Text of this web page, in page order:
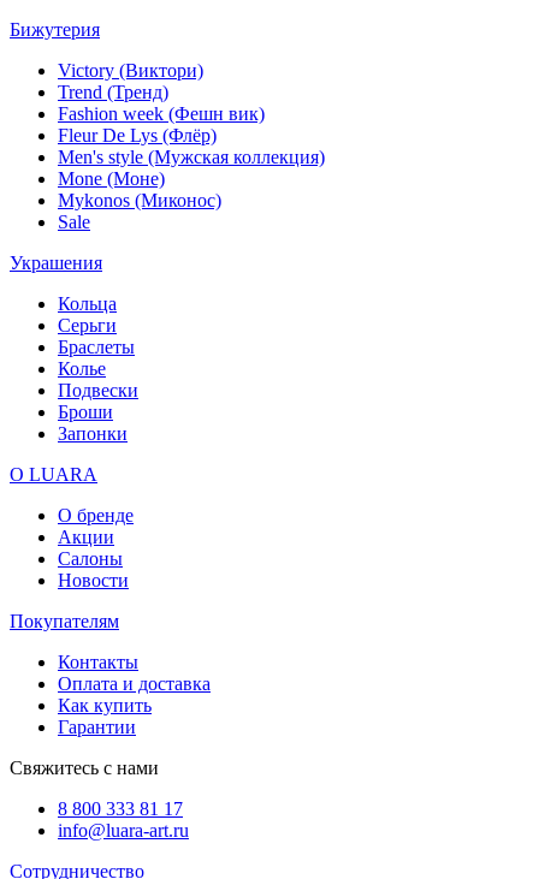
Бижутерия
Victory (Виктори)
Trend (Тренд)
Fashion week (Фешн вик)
Fleur De Lys (Флёр)
Men's style (Мужская коллекция)
Mone (Моне)
Mykonos (Миконос)
Sale
Украшения
Кольца
Серьги
Браслеты
Колье
Подвески
Броши
Запонки
О LUARA
О бренде
Акции
Салоны
Новости
Покупателям
Контакты
Оплата и доставка
Как купить
Гарантии
Свяжитесь с нами
8 800 333 81 17
info@luara-art.ru
Сотрудничество